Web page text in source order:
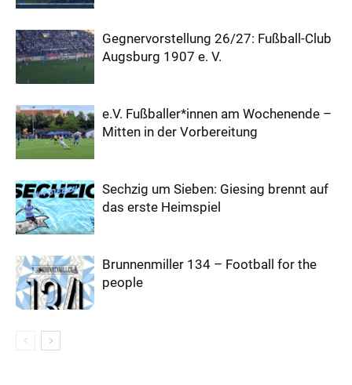
Gegnervorstellung 26/27: Fußball-Club
Augsburg 1907 e. V.
e.V. Fußballer*innen am Wochenende –
Mitten in der Vorbereitung
Sechzig um Sieben: Giesing brennt auf
das erste Heimspiel
Brunnenmiller 134 – Football for the
people